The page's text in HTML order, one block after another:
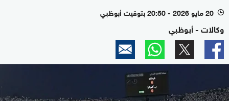
l 20 مايو 2026 - 20:50 بتوقيت أبوظبي
وكالات - أبوظبي